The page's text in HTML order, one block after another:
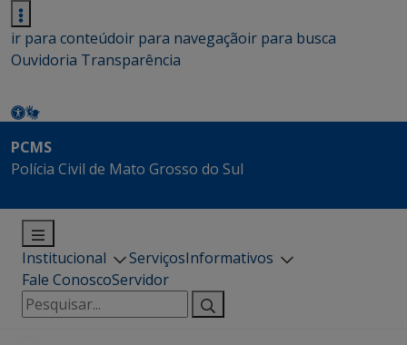
ir para conteúdoir para navegaçãoir para busca
Ouvidoria Transparência
PCMS
Polícia Civil de Mato Grosso do Sul
Institucional ServiçosInformativos
Fale ConoscoServidor
Pesquisar
por: